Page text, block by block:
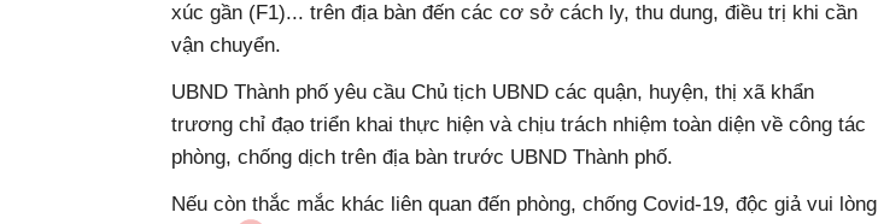
xúc gần (F1)... trên địa bàn đến các cơ sở cách ly, thu dung, điều trị khi cần
vận chuyển.
UBND Thành phố yêu cầu Chủ tịch UBND các quận, huyện, thị xã khẩn
trương chỉ đạo triển khai thực hiện và chịu trách nhiệm toàn diện về công tác
phòng, chống dịch trên địa bàn trước UBND Thành phố.
Nếu còn thắc mắc khác liên quan đến phòng, chống Covid-19, độc giả vui lòng